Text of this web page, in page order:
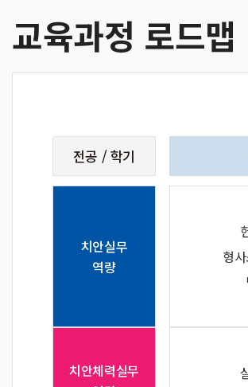
교육과정 로드맵
전공 / 학기
치안실무
역량
형
치안체력실무